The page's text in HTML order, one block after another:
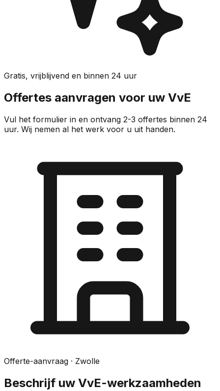
Gratis, vrijblijvend en binnen 24 uur
Offertes aanvragen voor uw VvE
Vul het formulier in en ontvang 2-3 offertes binnen 24
uur. Wij nemen al het werk voor u uit handen.
Offerte-aanvraag · Zwolle
Beschrijf uw VvE-werkzaamheden